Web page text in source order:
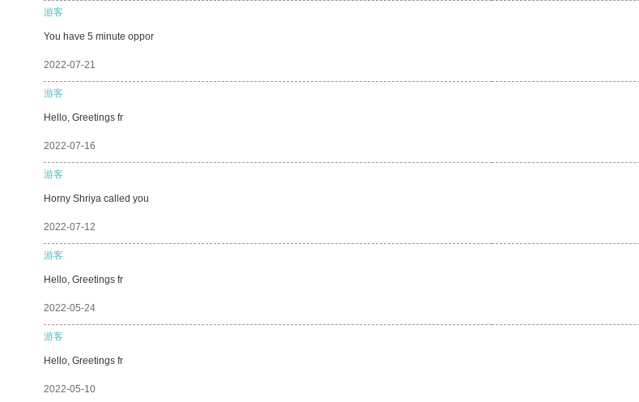
游客
You have 5 minute oppor
2022-07-21
游客
Hello, Greetings fr
2022-07-16
游客
Horny Shriya called you
2022-07-12
游客
Hello, Greetings fr
2022-05-24
游客
Hello, Greetings fr
2022-05-10